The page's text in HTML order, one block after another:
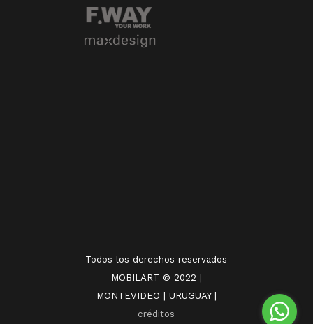
Todos los derechos reservados
MOBILART © 2022 |
MONTEVIDEO | URUGUAY |
créditos